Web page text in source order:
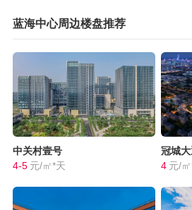
蓝海中心周边楼盘推荐
中关村壹号
4-5 元/㎡*天
冠城
4 元/